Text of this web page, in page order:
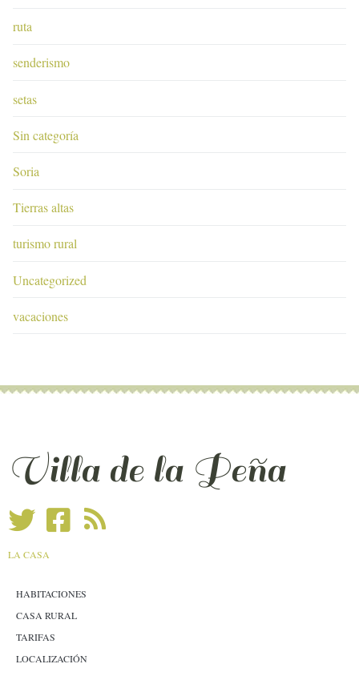
ruta
senderismo
setas
Sin categoría
Soria
Tierras altas
turismo rural
Uncategorized
vacaciones
Villa de la Peña
LA CASA
HABITACIONES
CASA RURAL
TARIFAS
LOCALIZACIÓN